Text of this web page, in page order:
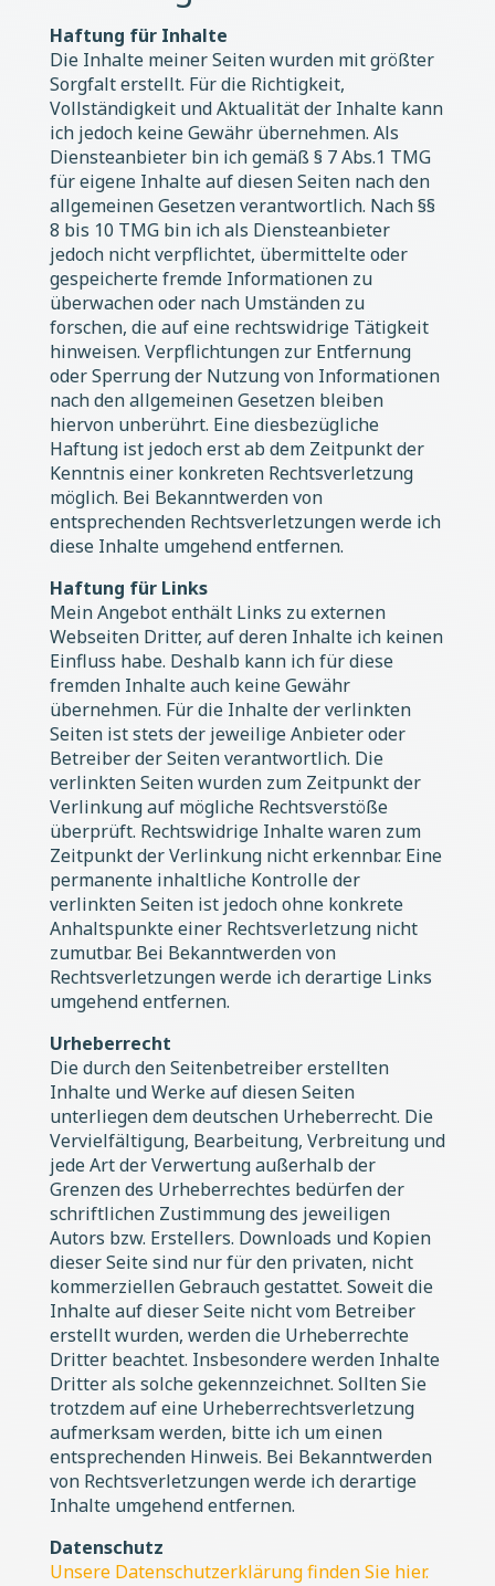
Haftung für Inhalte
Die Inhalte meiner Seiten wurden mit größter
Sorgfalt erstellt. Für die Richtigkeit,
Vollständigkeit und Aktualität der Inhalte kann
ich jedoch keine Gewähr übernehmen. Als
Diensteanbieter bin ich gemäß § 7 Abs.1 TMG
für eigene Inhalte auf diesen Seiten nach den
allgemeinen Gesetzen verantwortlich. Nach §§
8 bis 10 TMG bin ich als Diensteanbieter
jedoch nicht verpflichtet, übermittelte oder
gespeicherte fremde Informationen zu
überwachen oder nach Umständen zu
forschen, die auf eine rechtswidrige Tätigkeit
hinweisen. Verpflichtungen zur Entfernung
oder Sperrung der Nutzung von Informationen
nach den allgemeinen Gesetzen bleiben
hiervon unberührt. Eine diesbezügliche
Haftung ist jedoch erst ab dem Zeitpunkt der
Kenntnis einer konkreten Rechtsverletzung
möglich. Bei Bekanntwerden von
entsprechenden Rechtsverletzungen werde ich
diese Inhalte umgehend entfernen.
Haftung für Links
Mein Angebot enthält Links zu externen
Webseiten Dritter, auf deren Inhalte ich keinen
Einfluss habe. Deshalb kann ich für diese
fremden Inhalte auch keine Gewähr
übernehmen. Für die Inhalte der verlinkten
Seiten ist stets der jeweilige Anbieter oder
Betreiber der Seiten verantwortlich. Die
verlinkten Seiten wurden zum Zeitpunkt der
Verlinkung auf mögliche Rechtsverstöße
überprüft. Rechtswidrige Inhalte waren zum
Zeitpunkt der Verlinkung nicht erkennbar. Eine
permanente inhaltliche Kontrolle der
verlinkten Seiten ist jedoch ohne konkrete
Anhaltspunkte einer Rechtsverletzung nicht
zumutbar. Bei Bekanntwerden von
Rechtsverletzungen werde ich derartige Links
umgehend entfernen.
Urheberrecht
Die durch den Seitenbetreiber erstellten
Inhalte und Werke auf diesen Seiten
unterliegen dem deutschen Urheberrecht. Die
Vervielfältigung, Bearbeitung, Verbreitung und
jede Art der Verwertung außerhalb der
Grenzen des Urheberrechtes bedürfen der
schriftlichen Zustimmung des jeweiligen
Autors bzw. Erstellers. Downloads und Kopien
dieser Seite sind nur für den privaten, nicht
kommerziellen Gebrauch gestattet. Soweit die
Inhalte auf dieser Seite nicht vom Betreiber
erstellt wurden, werden die Urheberrechte
Dritter beachtet. Insbesondere werden Inhalte
Dritter als solche gekennzeichnet. Sollten Sie
trotzdem auf eine Urheberrechtsverletzung
aufmerksam werden, bitte ich um einen
entsprechenden Hinweis. Bei Bekanntwerden
von Rechtsverletzungen werde ich derartige
Inhalte umgehend entfernen.
Datenschutz
Unsere Datenschutzerklärung finden Sie hier.